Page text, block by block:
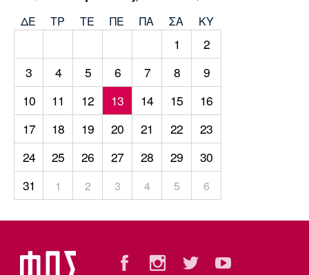
Πολιτισμός
Τραγούδια
Cine Spot
Running
Media
Παρασκήνιο
Πρόγραμμα TV
Ιωνικός Κηφισιά Πανσερραϊκός
Μπαρτσελόνα
Ρεάλ
Μαδρίτης
Ατλέτικο
Μαδρίτης
ΔΕ ΤΡ TΕ ΠΕ ΠΑ ΣΑ ΚΥ
1
2
3
4 5 6 7 8
9
10
11 12 13 14 15
16
17
18 19 20 21 22
23
24
25 26 27 28 29
30
31
1 2 3 4 5 6